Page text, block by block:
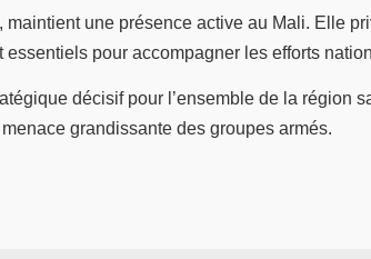
une présence active au Mali. Elle
pour accompagner les efforts
décisif pour l’ensemble de la région
grandissante des groupes armés.